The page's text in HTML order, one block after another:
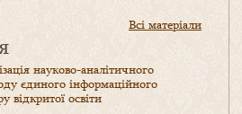
Всі матеріали
науково-аналітичного
єдиного інформаційного
відкритої освіти